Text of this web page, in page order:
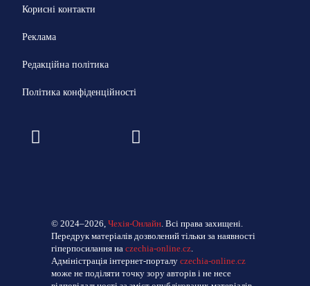
Корисні контакти
Реклама
Редакційна політика
Політика конфіденційності
© 2024–2026,Чехія-Онлайн. Всі права захищені.
Передрук матеріалів дозволений тільки за наявності
гіперпосилання наczechia-online.cz.
Адміністрація інтернет-порталуczechia-online.cz
може не поділяти точку зору авторів і не несе